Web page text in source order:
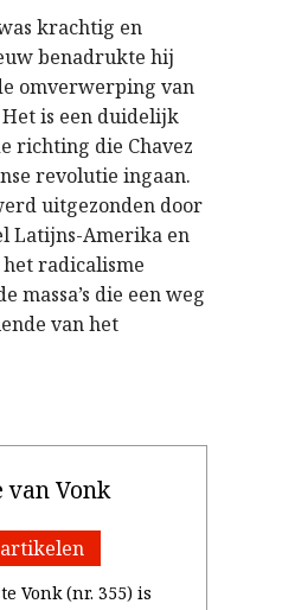
krachtig en
benadrukte hij
omverwerping van
is een duidelijk
richting die Chavez
revolutie ingaan.
uitgezonden door
Latijns-Amerika en
radicalisme
massa’s die een weg
van het
van Vonk
Vonk (nr. 355) is